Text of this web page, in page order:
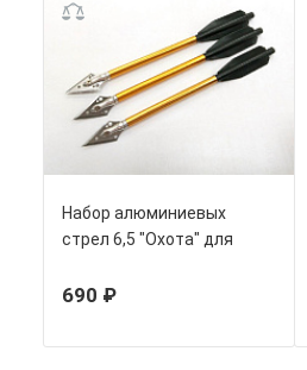
Набор алюминиевых
стрел 6,5 "Охота" для
шт).
690 ₽